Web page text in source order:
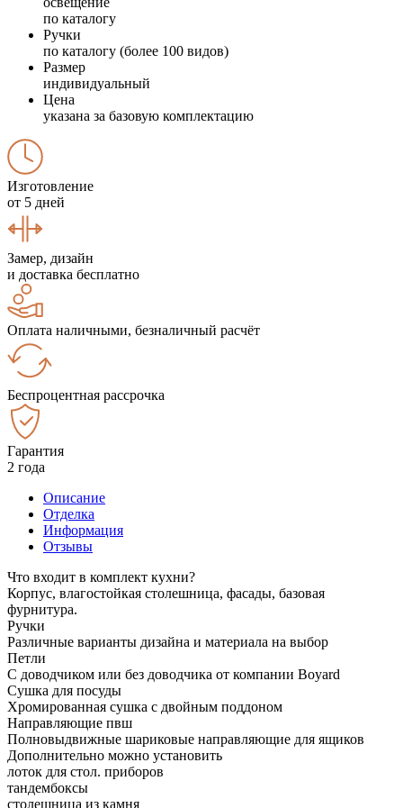
по каталогу
Ручки
по каталогу (более 100 видов)
Размер
индивидуальный
Цена
указана за базовую комплектацию
Изготовление
от 5 дней
Замер, дизайн
и доставка бесплатно
Оплата наличными, безналичный расчёт
Беспроцентная рассрочка
Гарантия
2 года
Описание
Отделка
Информация
Отзывы
Что входит в комплект кухни?
Корпус, влагостойкая столешница, фасады, базовая
фурнитура.
Ручки
Различные варианты дизайна и материала на выбор
Петли
С доводчиком или без доводчика от компании Boyard
Сушка для посуды
Хромированная сушка с двойным поддоном
Направляющие пвш
Полновыдвижные шариковые направляющие для ящиков
Дополнительно можно установить
лоток для стол. приборов
тандембоксы
столешница из камня